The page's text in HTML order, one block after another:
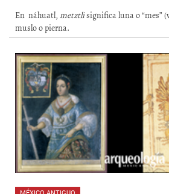
En náhuatl, metztlisignifica luna o “mes”
muslo o pierna.